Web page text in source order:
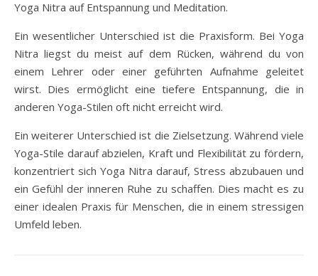
Yoga Nitra auf Entspannung und Meditation.
Ein wesentlicher Unterschied ist die Praxisform. Bei Yoga
Nitra liegst du meist auf dem Rücken, während du von
einem Lehrer oder einer geführten Aufnahme geleitet
wirst. Dies ermöglicht eine tiefere Entspannung, die in
anderen Yoga-Stilen oft nicht erreicht wird.
Ein weiterer Unterschied ist die Zielsetzung. Während viele
Yoga-Stile darauf abzielen, Kraft und Flexibilität zu fördern,
konzentriert sich Yoga Nitra darauf, Stress abzubauen und
ein Gefühl der inneren Ruhe zu schaffen. Dies macht es zu
einer idealen Praxis für Menschen, die in einem stressigen
Umfeld leben.